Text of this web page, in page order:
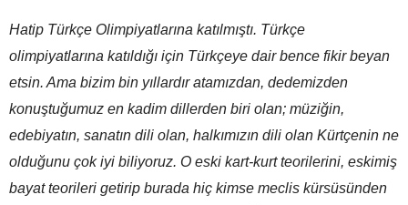
Hatip Türkçe Olimpiyatlarına katılmıştı. Türkçe
olimpiyatlarına katıldığı için Türkçeye dair bence fikir beyan
etsin. Ama bizim bin yıllardır atamızdan, dedemizden
konuştuğumuz en kadim dillerden biri olan; müziğin,
edebiyatın, sanatın dili olan, halkımızın dili olan Kürtçenin ne
olduğunu çok iyi biliyoruz. O eski kart-kurt teorilerini, eskimiş
bayat teorileri getirip burada hiç kimse meclis kürsüsünden